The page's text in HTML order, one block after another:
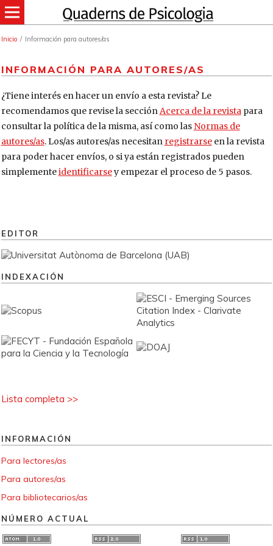
Inicio / Información para autores/as
INFORMACIÓN PARA AUTORES/AS
¿Tiene interés en hacer un envío a esta revista? Le
recomendamos que revise la secciónAcerca de la revistapara
consultar la política de la misma, así como las Normas de
autores/as. Los/as autores/as necesitan registrarseen la revista
para poder hacer envíos, o si ya están registrados pueden
simplementeidentificarsey empezar el proceso de 5 pasos.
EDITOR
INDEXACIÓN
Lista completa >>
INFORMACIÓN
Para lectores/as
Para autores/as
Para bibliotecarios/as
NÚMERO ACTUAL